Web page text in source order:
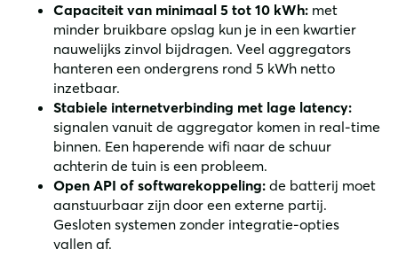
Capaciteit van minimaal 5 tot 10 kWh: met
minder bruikbare opslag kun je in een kwartier
nauwelijks zinvol bijdragen. Veel aggregators
hanteren een ondergrens rond 5 kWh netto
inzetbaar.
Stabiele internetverbinding met lage latency:
signalen vanuit de aggregator komen in real-time
binnen. Een haperende wifi naar de schuur
achterin de tuin is een probleem.
Open API of softwarekoppeling: de batterij moet
aanstuurbaar zijn door een externe partij.
Gesloten systemen zonder integratie-opties
vallen af.